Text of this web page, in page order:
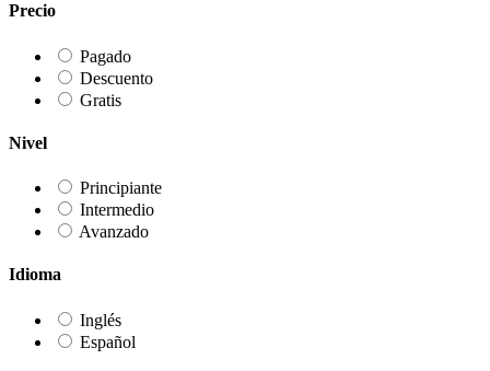
Precio
Pagado
Descuento
Gratis
Nivel
Principiante
Intermedio
Avanzado
Idioma
Inglés
Español